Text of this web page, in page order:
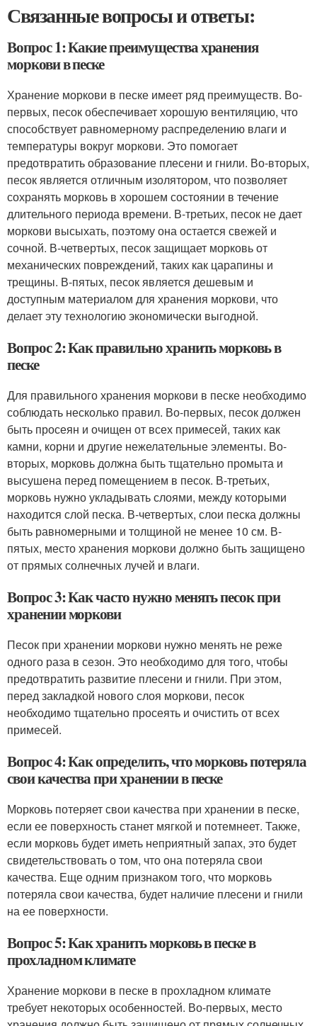
Связанные вопросы и ответы:
Вопрос 1: Какие преимущества хранения
моркови в песке
Хранение моркови в песке имеет ряд преимуществ. Во-
первых, песок обеспечивает хорошую вентиляцию, что
способствует равномерному распределению влаги и
температуры вокруг моркови. Это помогает
предотвратить образование плесени и гнили. Во-вторых,
песок является отличным изолятором, что позволяет
сохранять морковь в хорошем состоянии в течение
длительного периода времени. В-третьих, песок не дает
моркови высыхать, поэтому она остается свежей и
сочной. В-четвертых, песок защищает морковь от
механических повреждений, таких как царапины и
трещины. В-пятых, песок является дешевым и
доступным материалом для хранения моркови, что
делает эту технологию экономически выгодной.
Вопрос 2: Как правильно хранить морковь в
песке
Для правильного хранения моркови в песке необходимо
соблюдать несколько правил. Во-первых, песок должен
быть просеян и очищен от всех примесей, таких как
камни, корни и другие нежелательные элементы. Во-
вторых, морковь должна быть тщательно промыта и
высушена перед помещением в песок. В-третьих,
морковь нужно укладывать слоями, между которыми
находится слой песка. В-четвертых, слои песка должны
быть равномерными и толщиной не менее 10 см. В-
пятых, место хранения моркови должно быть защищено
от прямых солнечных лучей и влаги.
Вопрос 3: Как часто нужно менять песок при
хранении моркови
Песок при хранении моркови нужно менять не реже
одного раза в сезон. Это необходимо для того, чтобы
предотвратить развитие плесени и гнили. При этом,
перед закладкой нового слоя моркови, песок
необходимо тщательно просеять и очистить от всех
примесей.
Вопрос 4: Как определить, что морковь потеряла
свои качества при хранении в песке
Морковь потеряет свои качества при хранении в песке,
если ее поверхность станет мягкой и потемнеет. Также,
если морковь будет иметь неприятный запах, это будет
свидетельствовать о том, что она потеряла свои
качества. Еще одним признаком того, что морковь
потеряла свои качества, будет наличие плесени и гнили
на ее поверхности.
Вопрос 5: Как хранить морковь в песке в
прохладном климате
Хранение моркови в песке в прохладном климате
требует некоторых особенностей. Во-первых, место